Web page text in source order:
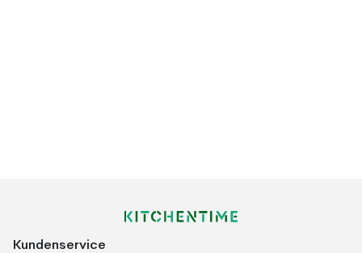
Kundenservice